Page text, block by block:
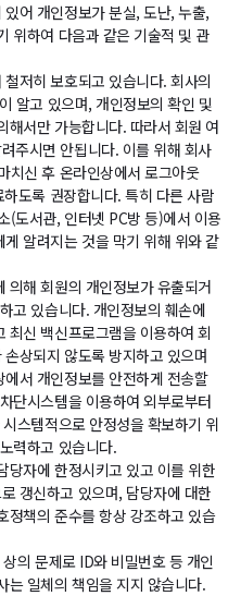
어 개인정보가 분실, 도난, 누출,
위하여 다음과 같은 기술적 및 관
저히 보호되고 있습니다. 회사의
알고 있으며, 개인정보의 확인 및
해서만 가능합니다. 따라서 회원 여
주시면 안됩니다. 이를 위해 회사
치신 후 온라인상에서 로그아웃
도록 권장합니다. 특히 다른 사람
(도서관, 인터넷 PC방 등)에서 이용
알려지는 것을 막기 위해 위와 같
의해 회원의 개인정보가 유출되거
고 있습니다. 개인정보의 훼손에
최신 백신프로그램을 이용하여 회
상되지 않도록 방지하고 있으며
서 개인정보를 안전하게 전송할
단시스템을 이용하여 외부로부터
스템적으로 안정성을 확보하기 위
력하고 있습니다.
당자에 한정시키고 있고 이를 위한
갱신하고 있으며, 담당자에 대한
정책의 준수를 항상 강조하고 있습
의 문제로 ID와 비밀번호 등 개인
는 일체의 책임을 지지 않습니다.